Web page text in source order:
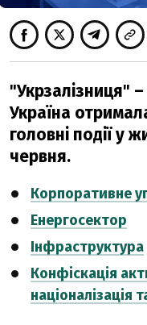
"Укрзалізниця" –
Україна
головні події у
червня.
Корпоративне
Енергосектор
Інфраструктура
Конфіскація
націоналізація